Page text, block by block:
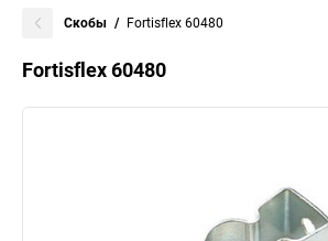
Скобы Fortisflex 60480
Fortisflex 60480